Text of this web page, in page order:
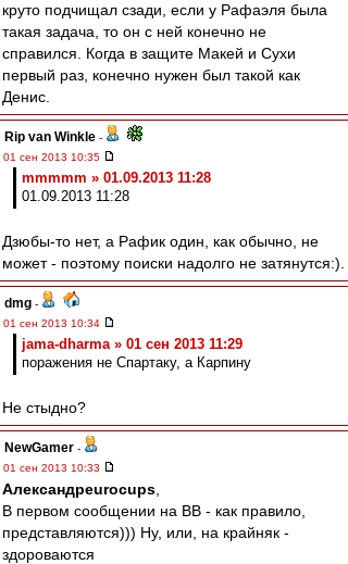
круто подчищал сзади, если у Рафаэля была
такая задача, то он с ней конечно не
справился. Когда в защите Макей и Сухи
первый раз, конечно нужен был такой как
Денис.
Rip van Winkle -
01 сен 2013 10:35
mmmmm » 01.09.2013 11:28
01.09.2013 11:28
Дзюбы-то нет, а Рафик один, как обычно, не
может - поэтому поиски надолго не затянутся:).
dmg -
01 сен 2013 10:34
jama-dharma » 01 сен 2013 11:29
поражения не Спартаку, а Карпину
Не стыдно?
NewGamer -
01 сен 2013 10:33
Александрeurocups
В первом сообщении на ВВ - как правило,
представляются))) Ну, или, на крайняк -
здороваются